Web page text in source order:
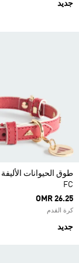
جديد
FC
OMR 26.25
كرة القدم
جديد